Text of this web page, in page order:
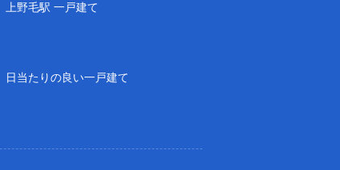
上野毛駅 一戸建て
日当たりの良い一戸建て